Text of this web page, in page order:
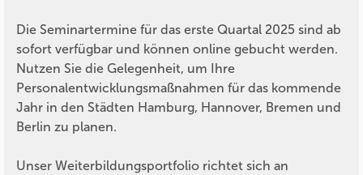
Die Seminartermine für das erste Quartal 2025 sind ab
sofort verfügbar und können online gebucht werden.
Nutzen Sie die Gelegenheit, um Ihre
Personalentwicklungsmaßnahmen für das kommende
Jahr in den Städten Hamburg, Hannover, Bremen und
Berlin zu planen.
Unser Weiterbildungsportfolio richtet sich an